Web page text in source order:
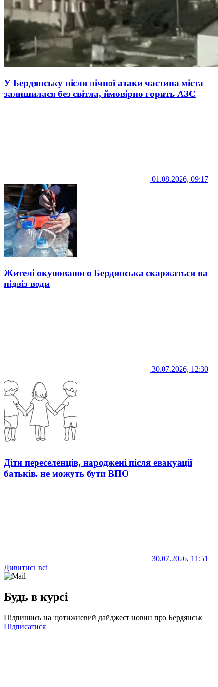
У Бердянську після нічної атаки частина міста
залишилася без світла, ймовірно горить АЗС
01.08.2026, 09:17
Жителі окупованого Бердянська скаржаться на
підвіз води
30.07.2026, 12:30
Діти переселенців, народжені після евакуації
батьків, не можуть бути ВПО
30.07.2026, 11:51
Дивитись всі
Будь в курсі
Підпишись на щотижневий дайджест новин про Бердянськ
Підписатися